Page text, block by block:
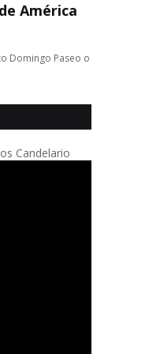
América
Domingo Paseo o
Candelario